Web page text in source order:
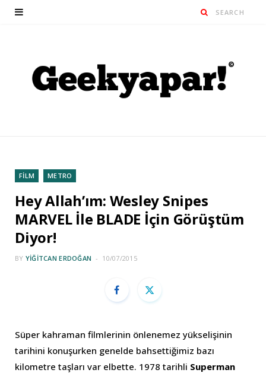
FİLM METRO
Hey Allah’ım: Wesley Snipes
MARVEL İle BLADE İçin Görüştüm
Diyor!
BY YIĞITCAN ERDOĞAN 10/07/2015
Süper kahraman filmlerinin önlenemez yükselişinin
tarihini konuşurken genelde bahsettiğimiz bazı
kilometre taşları var elbette. 1978 tarihli Superman